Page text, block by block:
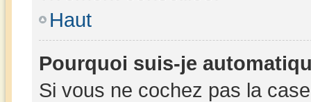
Haut
Pourquoi suis-je
Si vous ne cochez pas la